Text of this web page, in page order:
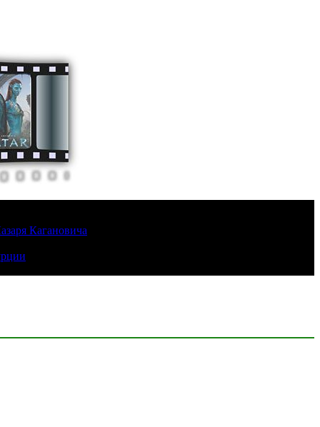
Кагановича